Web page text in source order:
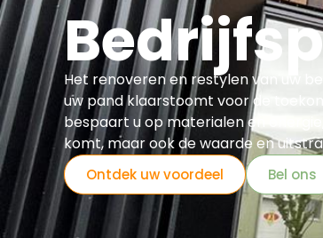
Het renoveren en restylen van uw
uw pand klaarstoomt voor de
bespaart u op materialen en
komt, maar ook de waarde en
Ontdek uw voordeel Bel ons